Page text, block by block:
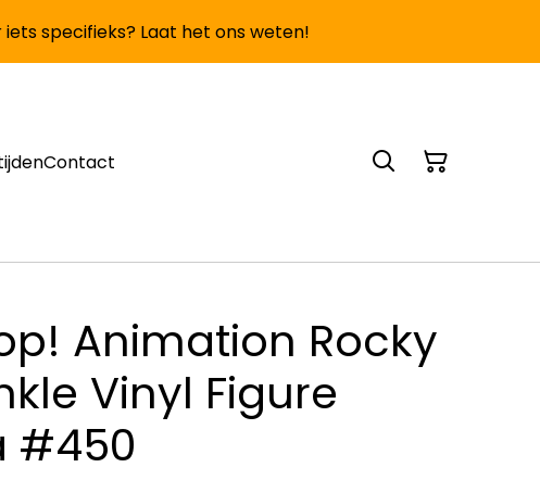
specifieks? Laat het ons weten!
Contact
Animation Rocky
Vinyl Figure
#450